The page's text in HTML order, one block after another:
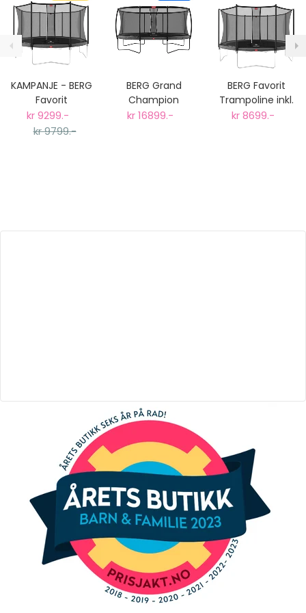
KAMPANJE - BERG
Favorit
Trampoline inkl.
sikkerhetsnett.
kr 9299.-
kr 9799.-
BERG Grand
Champion
Trampoline inkl.
kr 16899.-
BERG Favorit
Trampoline inkl.
sikkerhetsnett.
kr 8699.-